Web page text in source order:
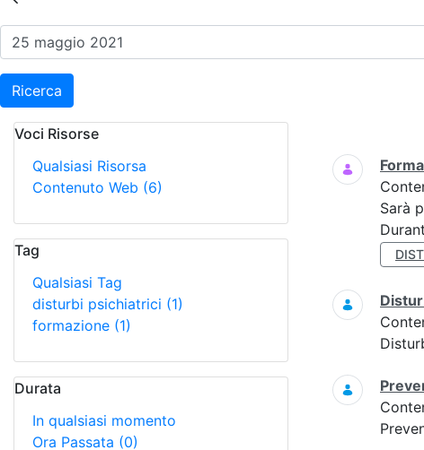
Ricerca
Voci Risorse
Qualsiasi Risorsa
Contenuto Web (6)
Tag
Qualsiasi Tag
disturbi psichiatrici (1)
formazione (1)
Durata
In qualsiasi momento
Ora Passata (0)
Ricerca
Sarà